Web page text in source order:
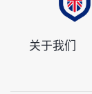
关于我们